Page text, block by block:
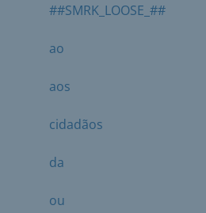
##SMRK_LOOSE_##
ao
aos
cidadãos
da
ou